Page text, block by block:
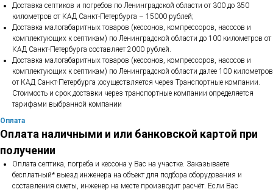
Доставка септиков и погребов по Ленинградской области от 300 до 350
километров от КАД Санкт-Петербурга – 15000 рублей;
Доставка малогабаритных товаров (кессонов, компрессоров, насосов и
комплектующих к септикам) по Ленинградской области до 100 километров от
КАД Санкт-Петербурга составляет 2000 рублей.
Доставка малогабаритных товаров (кессонов, компрессоров, насосов и
комплектующих к септикам) по Ленинградской области далее 100 километров
от КАД Санкт-Петербурга ;осуществляется через Транспортные компании.
Стоимость и срок доставки через транспортные компании определяется
тарифами выбранной компании
Оплата
Оплата наличными и или банковской картой при
получении
Оплата септика, погреба и кессона у Вас на участке. Заказываете
бесплатный* выезд инженера на объект для подбора оборудования и
составления сметы, инженер на месте производит расчёт. Если Вас